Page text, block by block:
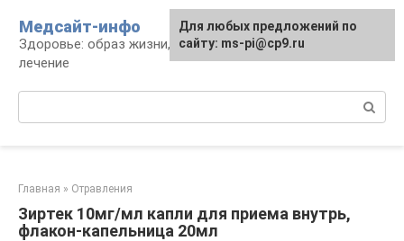
контенту
Медсайт-инфо
Здоровье: образ жизни, профилактика и
лечение
Главная » Отравления
Зиртек 10мг/мл капли для приема внутрь,
флакон-капельница 20мл
Для любых предложений по
сайту: ms-pi@cp9.ru